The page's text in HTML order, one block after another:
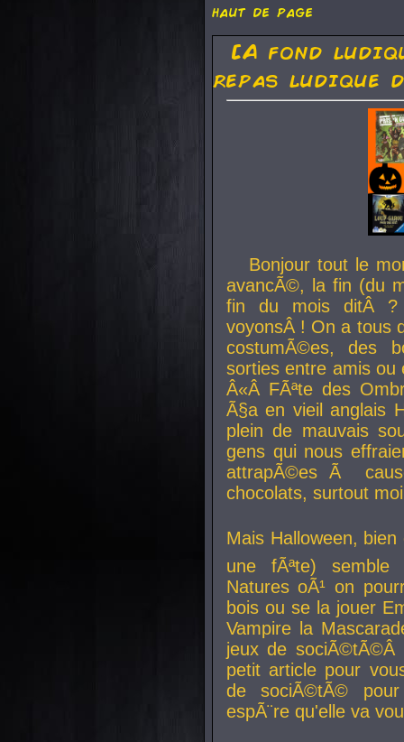
haut de page
[A fond
repas ludique
Bonjour tout le
avancÃ©, la fin (du
fin du mois ditÂ ?
voyonsÂ ! On a tous
costumÃ©es, des
sorties entre amis
Â«Â FÃªte des
Ã§a en vieil anglais
plein de mauvais
gens qui nous
attrapÃ©es Ã
chocolats, surtout
Mais Halloween, bien
une fÃªte) semble
Natures oÃ¹ on
bois ou se la jouer
Vampire la
jeux de
petit article pour
de sociÃ©tÃ©
espÃ¨re qu'elle va